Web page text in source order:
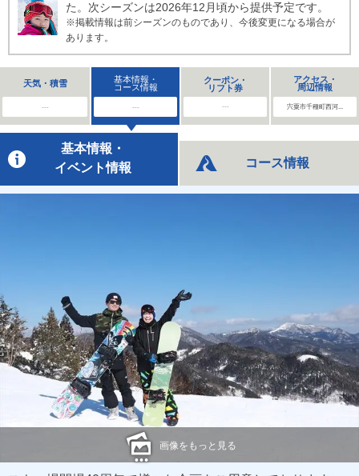
た。次シーズンは2026年12月頃から提供予定です。
※掲載情報は前シーズンのものであり、今後変更になる場合が
あります。
天気・積雪
---
基本情報・
コース情報
---
クーポン・
リフト券
---
アクセス・
周辺情報
宍粟市千種町西河...
基本情報・
イベント情報
コース情報
画像をもっと見る